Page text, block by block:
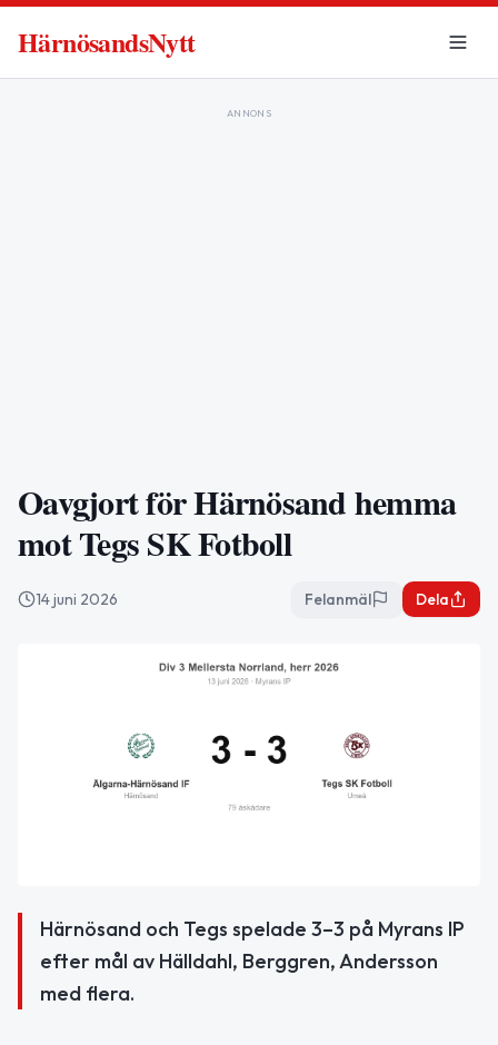
HärnösandsNytt
ANNONS
Oavgjort för Härnösand hemma
mot Tegs SK Fotboll
14 juni 2026 Felanmäl Dela
Härnösand och Tegs spelade 3–3 på Myrans IP
efter mål av Hälldahl, Berggren, Andersson
med flera.